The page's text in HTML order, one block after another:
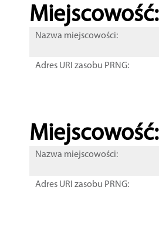
Miejscowość:
Nazwa miejscowości:
Adres URI zasobu PRNG:
Miejscowość:
Nazwa miejscowości:
Adres URI zasobu PRNG: